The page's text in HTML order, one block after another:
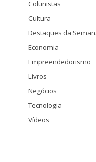
Colunistas
Cultura
Destaques da
Economia
Empreendedorismo
Livros
Negócios
Tecnologia
Vídeos